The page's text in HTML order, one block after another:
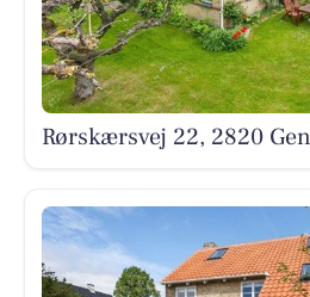
Rørskærsvej 22, 2820